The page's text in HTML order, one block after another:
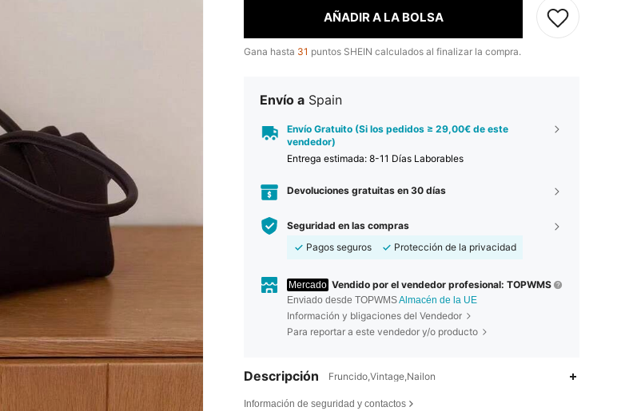
AÑADIR A LA BOLSA
Gana hasta 31 puntos SHEIN calculados al finalizar la compra.
Envío a Spain
Envío Gratuito (Si los pedidos ≥ 29,00€ de este
vendedor)
Entrega estimada: 8-11 Días Laborables
Devoluciones gratuitas en 30 días
Seguridad en las compras
Pagos seguros
Protección de la privacidad
Mercado Vendido por el vendedor profesional: TOPWMS
Enviado desde TOPWMSAlmacén de la UE
Información y bligaciones del Vendedor
Para reportar a este vendedor y/o producto
Descripción Fruncido,Vintage,Nailon
Información de seguridad y contactos